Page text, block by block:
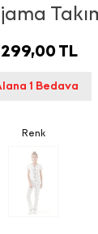
TL
1 Bedava
Renk